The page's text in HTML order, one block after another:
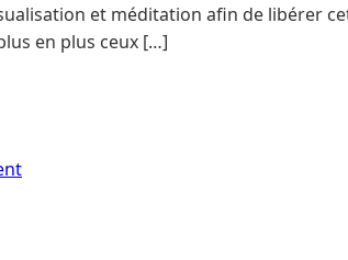
et méditation afin de libérer
en plus ceux […]